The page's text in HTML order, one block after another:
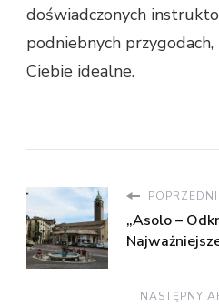
doświadczonych
podniebnych
Ciebie idealne.
„Asolo –
NASTĘPNY